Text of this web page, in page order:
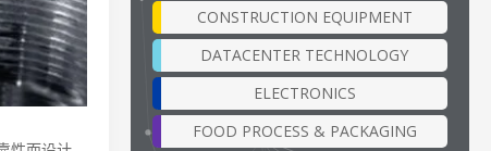
CONSTRUCTION EQUIPMENT
DATACENTER TECHNOLOGY
ELECTRONICS
FOOD PROCESS & PACKAGING